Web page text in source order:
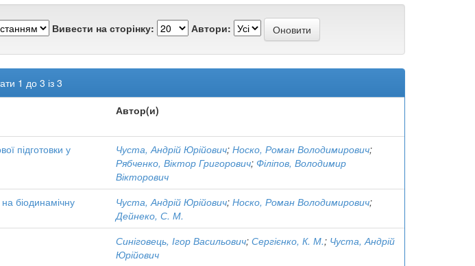
Вивести на сторінку: Автори:
1 до 3 із 3
Автор(и)
підготовки у
Чуста, Андрій Юрійович; Носко, Роман Володимирович;
Рябченко, Віктор Григорович; Філіпов, Володимир
Вікторович
біодинамічну
Чуста, Андрій Юрійович; Носко, Роман Володимирович;
Дейнеко, С. М.
Синіговець, Ігор Васильович; Сергієнко, К. М.; Чуста, Андрій
Юрійович